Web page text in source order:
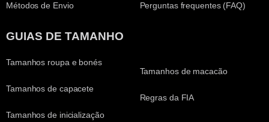
Métodos de Envio Perguntas frequentes (FAQ)
GUIAS DE TAMANHO
Tamanhos roupa e bonés
Tamanhos de capacete
Tamanhos de inicialização
Tamanhos de macacão
Regras da FIA